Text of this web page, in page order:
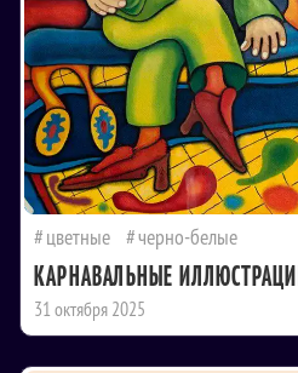
цветные черно-белые
КАРНАВАЛЬНЫЕ
31 октября 2025